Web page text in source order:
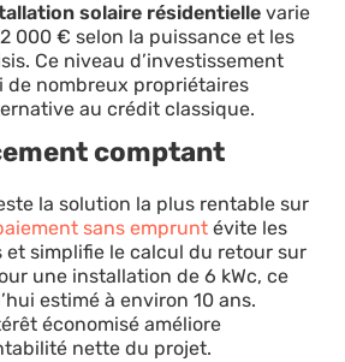
solaire résidentiellevarie
000 € selon la puissance et les
Ce niveau d’investissement
de nombreux propriétaires
au crédit classique.
comptant
la solution la plus rentable sur
sans empruntévite les
et simplifie le calcul du retour sur
une installation de 6 kWc, ce
estimé à environ 10 ans.
économisé améliore
nette du projet.